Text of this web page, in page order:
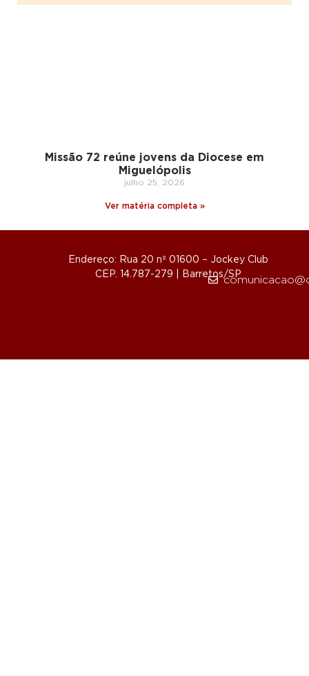
Missão 72 reúne jovens da Diocese em
Miguelópolis
julho 25, 2026
Ver matéria completa »
Endereço: Rua 20 nº 01600 – Jockey Club
CEP. 14.787-279 | Barretos/SP